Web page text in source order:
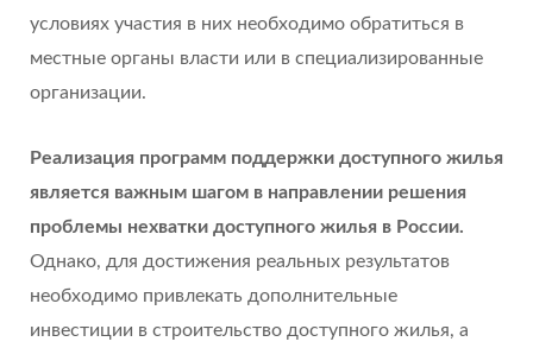
условиях участия в них необходимо обратиться в
местные органы власти или в специализированные
организации.
Реализация программ поддержки доступного жилья
является важным шагом в направлении решения
проблемы нехватки доступного жилья в России.
Однако, для достижения реальных результатов
необходимо привлекать дополнительные
инвестиции в строительство доступного жилья, а